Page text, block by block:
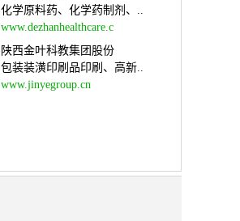
化学原料药、化学药制剂、..
www.dezhanhealthcare.c
陕西金叶科教集团股份
包装装潢印刷品印刷、高新..
www.jinyegroup.cn